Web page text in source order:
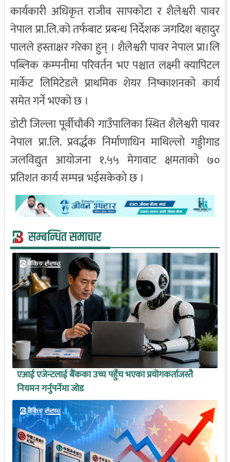
कार्यकारी अधिकृत राजीव सापकोटा र शैलेश्वरी पावर
नेपाल प्रा.लि.को तर्फबाट प्रबन्ध निर्देशक जगदिश बहादुर
पालले हस्ताक्षर गरेका हुन् । शैलेश्वरी पावर नेपाल प्रा।लि
पब्लिक कम्पनीमा परिवर्तन भए पश्चात लक्ष्मी क्यापिटल
मार्केट लिमिटेडले प्राथमिक शेयर निष्काशनको कार्य
समेत गर्ने भएको छ ।
डोटी जिल्ला पूर्वीचौकी गाउँपालिका स्थित शैलेश्वरी पावर
नेपाल प्रा.लि. प्रवर्द्धक निर्माणाधिन माथिल्लो गड्डीगाड
जलविद्युत आयोजना १.५५ मेगावाट क्षमताको ७०
प्रतिशत कार्य सम्पन्न भईसकेको छ ।
सम्बन्धित समाचार
एआई एजेन्टलाई बैंकका उच्च पहुँच भएका प्रयोगकर्ताजस्तै
नियमन गर्नुपर्नेमा जोड